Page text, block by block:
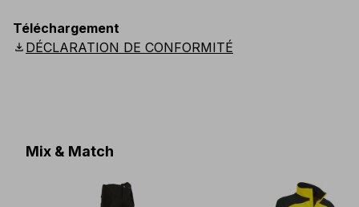
Scandinavian: 44
Téléchargement
download DÉCLARATION DE CONFORMITÉ
Mix & Match